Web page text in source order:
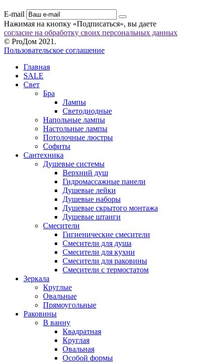
E-mail
Нажимая на кнопку «Подписаться», вы даете
согласие на обработку своих персональных данных
© ProДом 2021.
Пользовательское соглашение
Главная
SALE
Свет
Бра
Лампы
Светодиодные
Напольные лампы
Настольные лампы
Потолочные люстры
Софиты
Сантехника
Душевые системы
Верхний душ
Гидромассажные панели
Душевые лейки
Душевые наборы
Душевые скрытого монтажа
Душевые штанги
Смесители
Гигиенические смесители
Смесители для душа
Смесители для кухни
Смесители для раковины
Смесители с термостатом
Зеркала
Круглые
Овальные
Прямоугольные
Раковины
В ванну
Квадратная
Круглая
Овальная
Особой формы